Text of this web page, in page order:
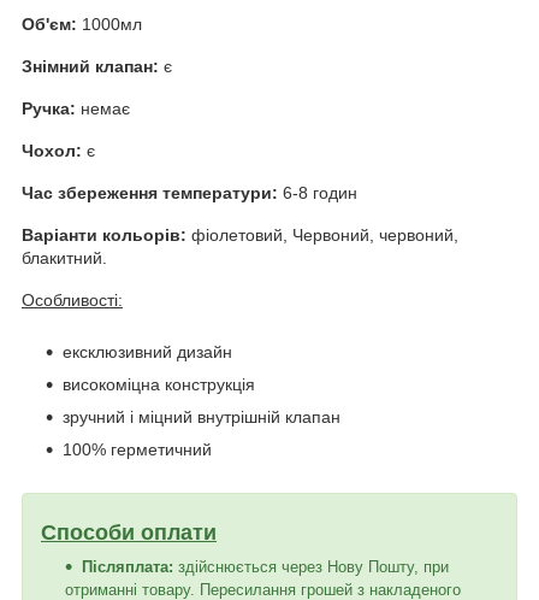
Об'єм: 1000мл
Знімний клапан: є
Ручка: немає
Чохол: є
Час збереження температури: 6-8 годин
Варіанти кольорів: фіолетовий, Червоний, червоний,
блакитний.
Особливості:
ексклюзивний дизайн
високоміцна конструкція
зручний і міцний внутрішній клапан
100% герметичний
Способи оплати
Післяплата: здійснюється через Нову Пошту, при
отриманні товару. Пересилання грошей з накладеного